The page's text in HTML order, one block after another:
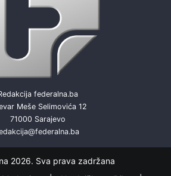
federalna.ba
Meše Selimovića 12
71000 Sarajevo
2026. Sva prava zadržana